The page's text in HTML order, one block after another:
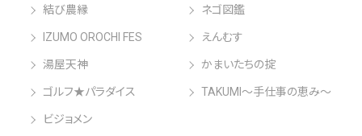
結び農縁 ネゴ図鑑
IZUMO OROCHI FES えんむす
湯屋天神 かまいたちの掟
ゴルフ★パラダイス TAKUMI～手仕事の恵み～
ビジョメン